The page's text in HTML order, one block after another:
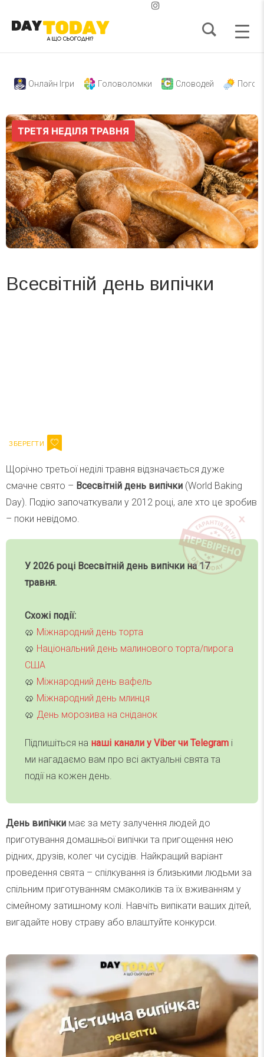
Онлайн Ігри Головоломки Словодей
Всесвітній день випічки
Щорічно третьої неділі травня відзначається дуже
смачне свято – Всесвітній день випічки (World Baking
Day). Подію започаткували у 2012 році, але хто це зробив
– поки невідомо.
У 2026 році Всесвітній день випічки на 17
травня.
Схожі події:
🥨 Міжнародний день торта
🥨 Національний день малинового торта/пирога
США
🥨 Міжнародний день вафель
🥨 Міжнародний день млинця
🥨 День морозива на сніданок
Підпишіться на наші канали у Viber чи Telegram і
ми нагадаємо вам про всі актуальні свята та
події на кожен день.
День випічки має за мету залучення людей до
приготування домашньої випічки та пригощення нею
рідних, друзів, колег чи сусідів. Найкращий варіант
проведення свята – спілкування із близькими людьми за
спільним приготуванням смаколиків та їх вживанням у
сімейному затишному колі. Навчіть випікати ваших дітей,
вигадайте нову страву або влаштуйте конкурси.